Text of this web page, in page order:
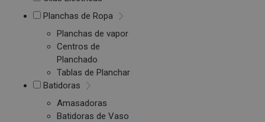
Planchas de Ropa
Planchas de vapor
Centros de
Planchado
Tablas de Planchar
Batidoras
Amasadoras
Batidoras de Vaso